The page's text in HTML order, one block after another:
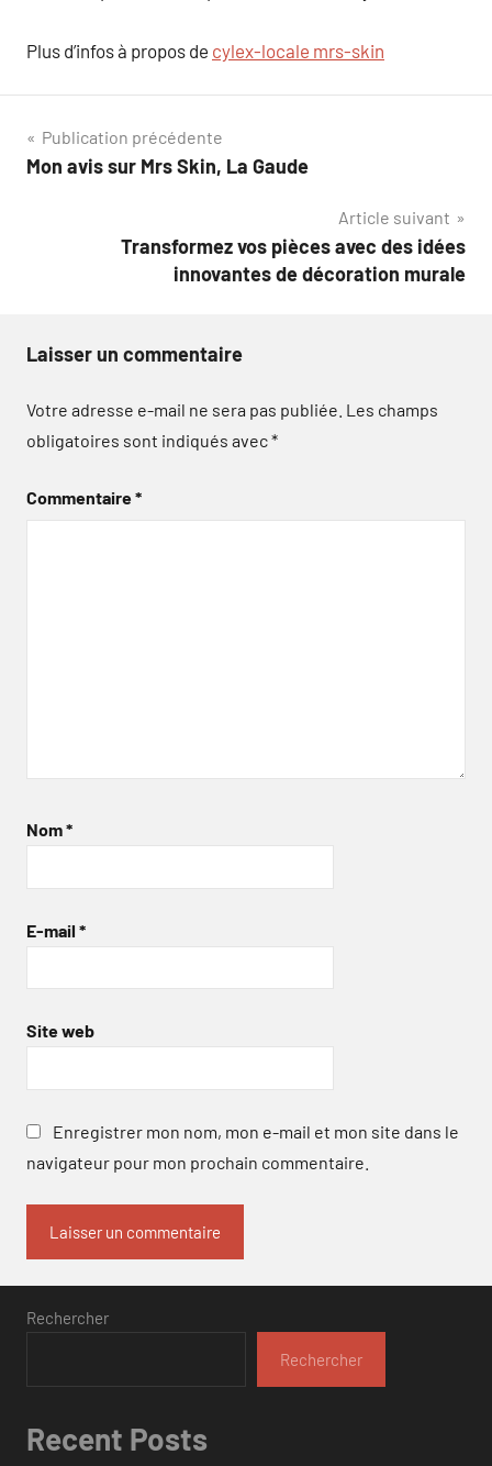
Plus d’infos à propos de cylex-locale mrs-skin
Navigation
de
Publication précédente
Mon avis sur Mrs Skin, La Gaude
Article suivant
Transformez vos pièces avec des idées
innovantes de décoration murale
Laisser un commentaire
Votre adresse e-mail ne sera pas publiée. Les champs
obligatoires sont indiqués avec*
Commentaire*
Nom*
E-mail *
Site web
Enregistrer mon nom, mon e-mail et mon site dans le
navigateur pour mon prochain commentaire.
Rechercher
Rechercher
Recent Posts